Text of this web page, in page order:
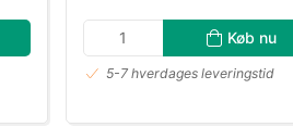
Køb nu
5-7 hverdages leveringstid